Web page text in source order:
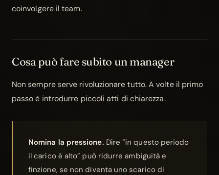
coinvolgere il team.
Cosa può fare subito un manager
Non sempre serve rivoluzionare tutto. A volte il primo
passo è introdurre piccoli atti di chiarezza.
Nomina la pressione. Dire “in questo periodo
il carico è alto” può ridurre ambiguità e
finzione, se non diventa uno scarico di